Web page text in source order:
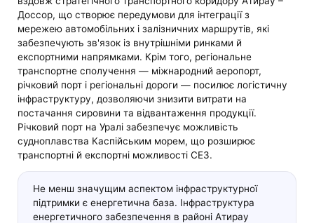
Доссор, що створює передумови для інтеграції з
мережею автомобільних і залізничних маршрутів, які
забезпечують зв'язок із внутрішніми ринками й
експортними напрямками. Крім того, регіональне
транспортне сполучення — міжнародний аеропорт,
річковий порт і регіональні дороги — посилює логістичну
інфраструктуру, дозволяючи знизити витрати на
постачання сировини та відвантаження продукції.
Річковий порт на Уралі забезпечує можливість
судноплавства Каспійським морем, що розширює
транспортні й експортні можливості СЕЗ.
Не менш значущим аспектом інфраструктурної
підтримки є енергетична база. Інфраструктура
енергетичного забезпечення в районі Атирау